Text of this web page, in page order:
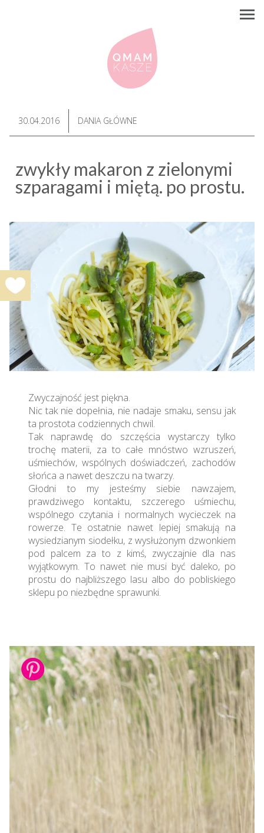
30.04.2016 DANIA GŁÓWNE
zwykły makaron z zielonymi
szparagami i miętą. po prostu.
Zwyczajność jest piękna.
Nic tak nie dopełnia, nie nadaje smaku, sensu jak
ta prostota codziennych chwil.
Tak naprawdę do szczęścia wystarczy tylko
trochę materii, za to całe mnóstwo wzruszeń,
uśmiechów, wspólnych doświadczeń, zachodów
słońca a nawet deszczu na twarzy.
Głodni to my jesteśmy siebie nawzajem,
prawdziwego kontaktu, szczerego uśmiechu,
wspólnego czytania i normalnych wycieczek na
rowerze. Te ostatnie nawet lepiej smakują na
wysiedzianym siodełku, z wysłużonym dzwonkiem
pod palcem za to z kimś, zwyczajnie dla nas
wyjątkowym. To nawet nie musi być daleko, po
prostu do najbliższego lasu albo do pobliskiego
sklepu po niezbędne sprawunki.